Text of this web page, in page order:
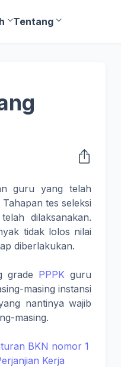
Tentang
guru yang telah
tes seleksi
dilaksanakan.
tidak lolos nilai
diberlakukan.
grade PPPKguru
masing instansi
nantinya wajib
masing.
BKN nomor 1
Kerja